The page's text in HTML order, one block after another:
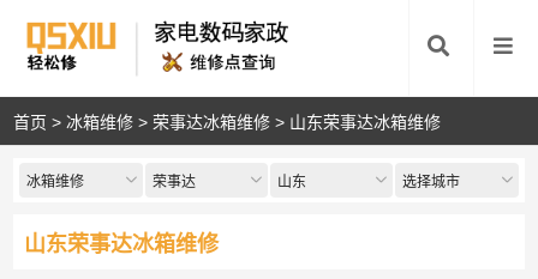
首页 >冰箱维修 >荣事达冰箱维修 > 山东荣事达冰箱维修
冰箱维修 荣事达 山东 选择城市
山东荣事达冰箱维修